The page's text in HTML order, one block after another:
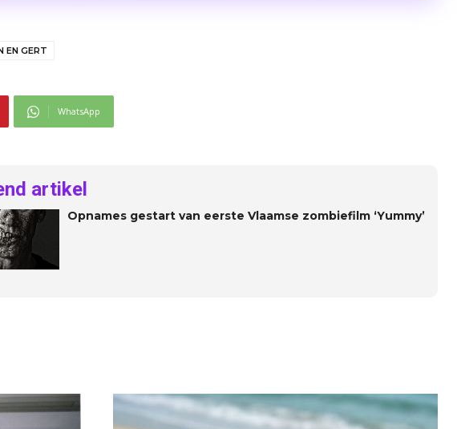
EN GERT
WhatsApp
artikel
Opnames gestart van eerste Vlaamse zombiefilm ‘Yummy’